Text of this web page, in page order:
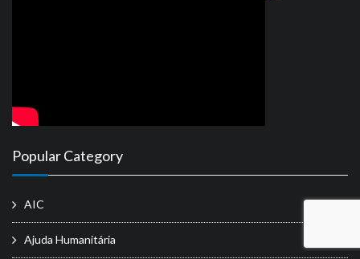
Popular Category
AIC
Ajuda Humanitária